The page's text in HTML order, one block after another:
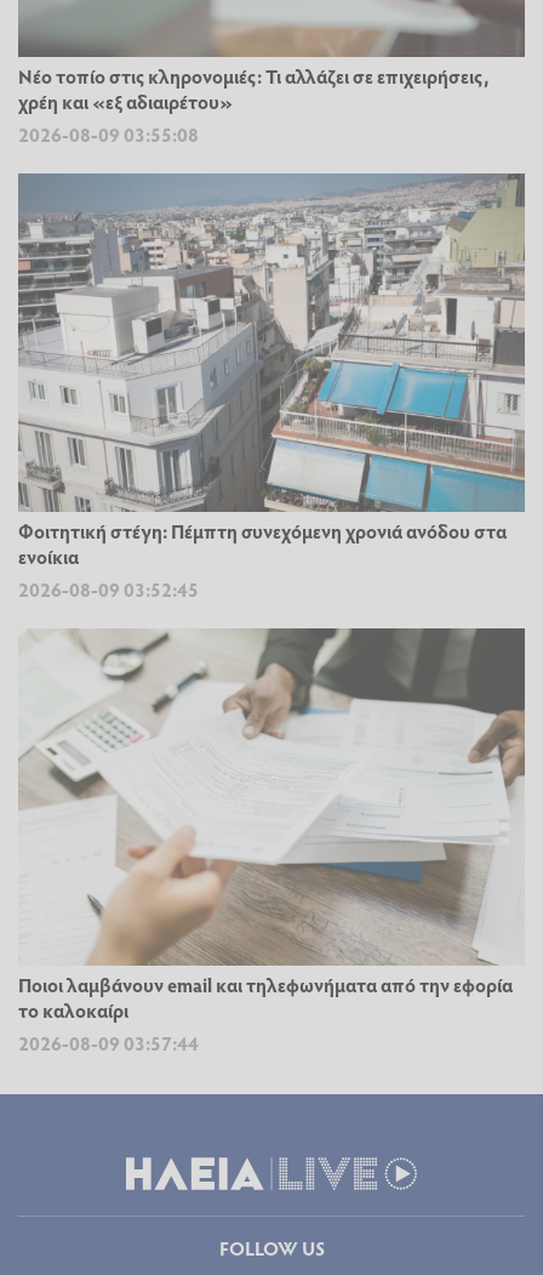
Νέο τοπίο στις κληρονομιές: Τι αλλάζει σε επιχειρήσεις,
χρέη και «εξ αδιαιρέτου»
2026-08-09 03:55:08
Φοιτητική στέγη: Πέμπτη συνεχόμενη χρονιά ανόδου στα
ενοίκια
2026-08-09 03:52:45
Ποιοι λαμβάνουν email και τηλεφωνήματα από την εφορία
το καλοκαίρι
2026-08-09 03:57:44
FOLLOW US